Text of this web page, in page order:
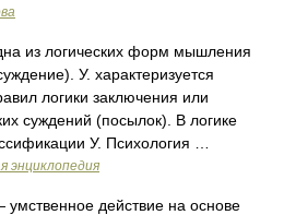
из логических форм мышления
У. характеризуется
логики заключения или
суждений (посылок). В логике
У. Психология …
энциклопедия
умственное действие на основе